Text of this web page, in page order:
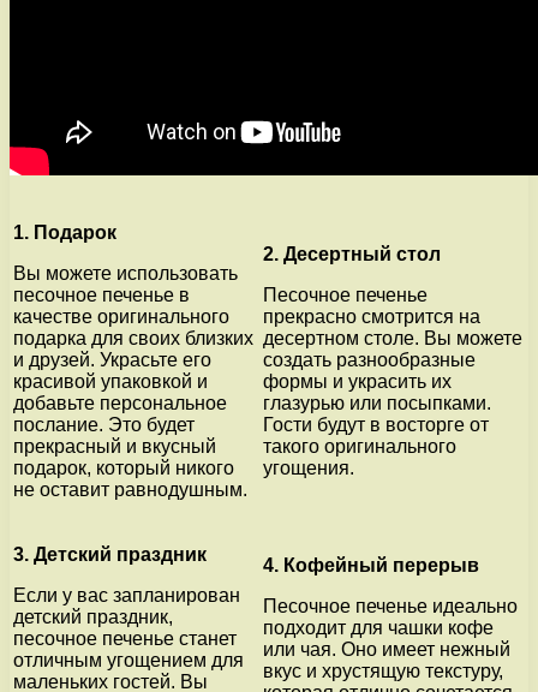
1. Подарок
Вы можете использовать
песочное печенье в
качестве оригинального
подарка для своих близких
и друзей. Украсьте его
красивой упаковкой и
добавьте персональное
послание. Это будет
прекрасный и вкусный
подарок, который никого
не оставит равнодушным.
2. Десертный стол
Песочное печенье
прекрасно смотрится на
десертном столе. Вы можете
создать разнообразные
формы и украсить их
глазурью или посыпками.
Гости будут в восторге от
такого оригинального
угощения.
3. Детский праздник
Если у вас запланирован
детский праздник,
песочное печенье станет
отличным угощением для
маленьких гостей. Вы
4. Кофейный перерыв
Песочное печенье идеально
подходит для чашки кофе
или чая. Оно имеет нежный
вкус и хрустящую текстуру,